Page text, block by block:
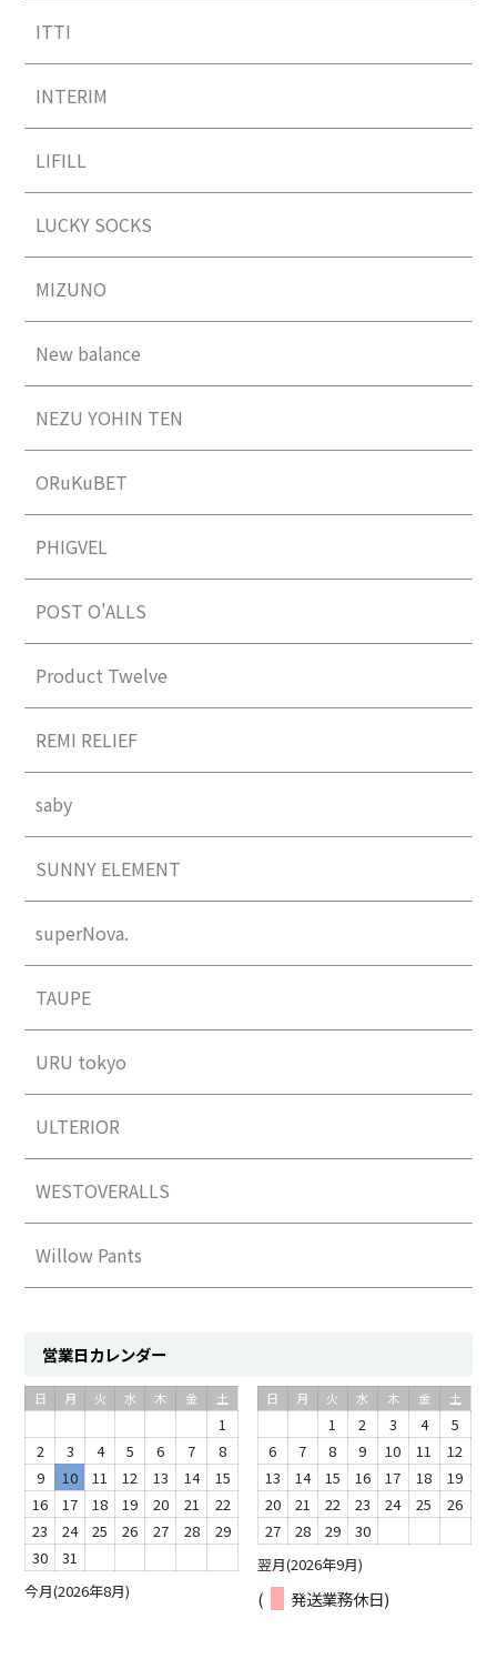
ITTI
INTERIM
LIFILL
LUCKY SOCKS
MIZUNO
New balance
NEZU YOHIN TEN
ORuKuBET
PHIGVEL
POST O'ALLS
Product Twelve
REMI RELIEF
saby
SUNNY ELEMENT
superNova.
TAUPE
URU tokyo
ULTERIOR
WESTOVERALLS
Willow Pants
営業日カレンダー
今月(2026年8月)
日 月 火 水 木 金 土
1
2
3 4 5 6 7
8
9
10 11 12 13 14
15
16
17 18 19 20 21
22
23
24 25 26 27 28
29
30
31 翌月(2026年9月)
日 月 火 水 木 金 土
1 2 3 4
5
6
7 8 9 10 11
12
13
14 15 16 17 18
19
20
21 22 23 24 25
26
27
28 29 30
( 発送業務休日)